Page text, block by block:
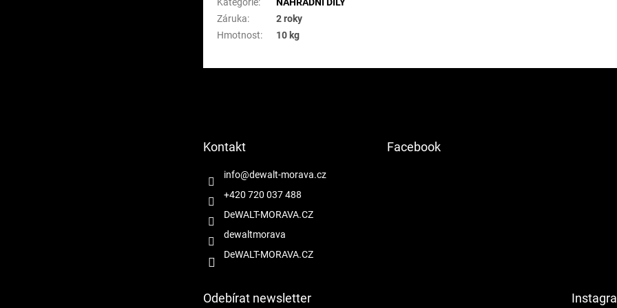
Záruka:
2 roky
Hmotnost: 10 kg
Kontakt
info@dewalt-morava.cz
+420 720 037 488
DeWALT-MORAVA.CZ
dewaltmorava
DeWALT-MORAVA.CZ
Facebook
Odebírat newsletter